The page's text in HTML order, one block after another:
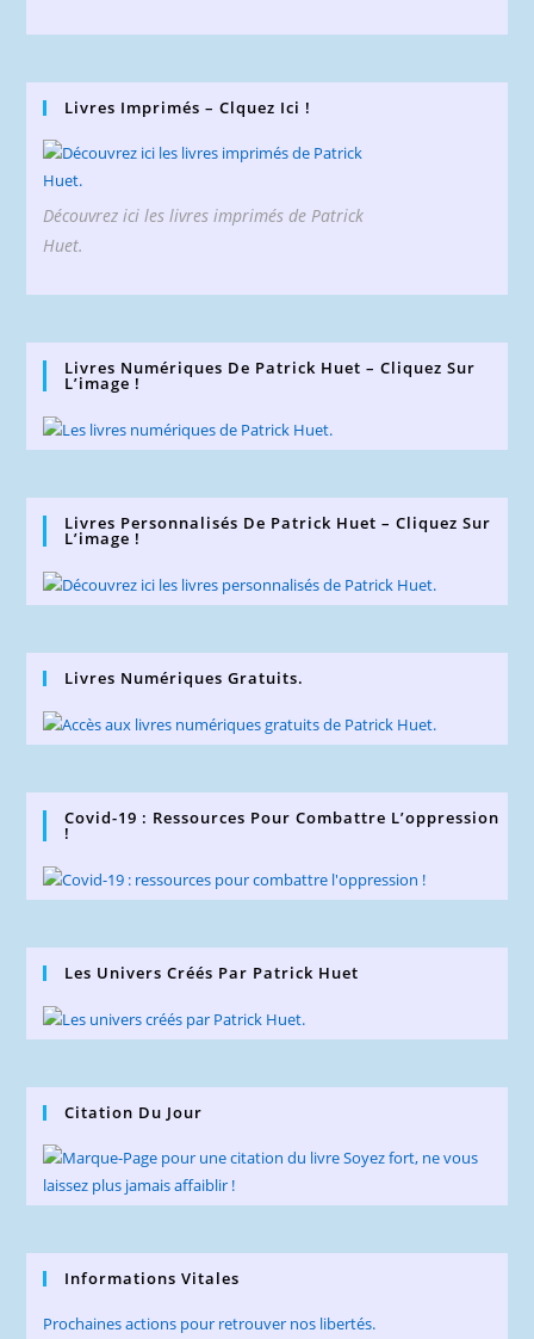
Livres Imprimés – Clquez Ici !
Découvrez ici les livres imprimés de Patrick
Huet.
Livres Numériques De Patrick Huet – Cliquez Sur
L’image !
Livres Personnalisés De Patrick Huet – Cliquez Sur
L’image !
Livres Numériques Gratuits.
Covid-19 : Ressources Pour Combattre L’oppression
!
Les Univers Créés Par Patrick Huet
Citation Du Jour
Informations Vitales
Prochaines actions pour retrouver nos libertés.